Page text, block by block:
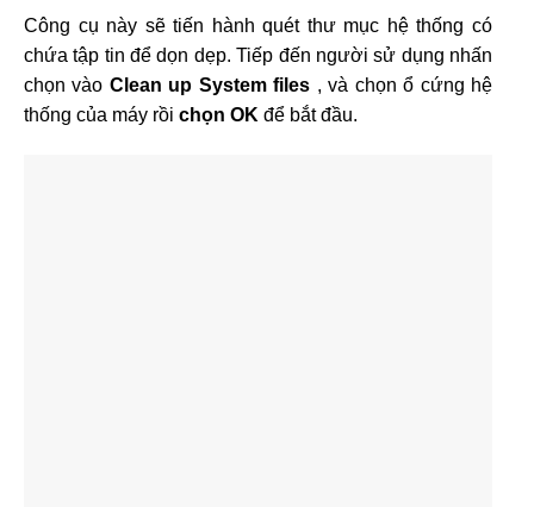
Công cụ này sẽ tiến hành quét thư mục hệ thống có
chứa tập tin để dọn dẹp. Tiếp đến người sử dụng nhấn
chọn vào Clean up System files , và chọn ổ cứng hệ
thống của máy rồi chọn OK để bắt đầu.